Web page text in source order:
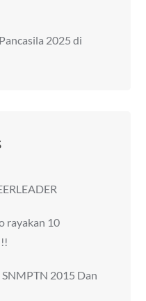
2025 di
rayakan 10
SNMPTN 2015 Dan